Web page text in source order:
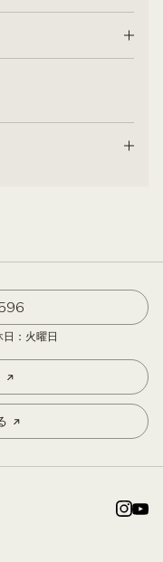
：火曜日